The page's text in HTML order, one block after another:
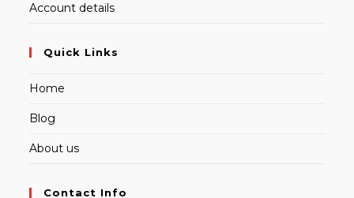
Account details
Quick Links
Home
Blog
About us
Contact Info